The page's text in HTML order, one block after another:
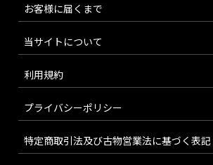
お客様に届くまで
当サイトについて
利用規約
プライバシーポリシー
特定商取引法及び古物営業法に基づく表記